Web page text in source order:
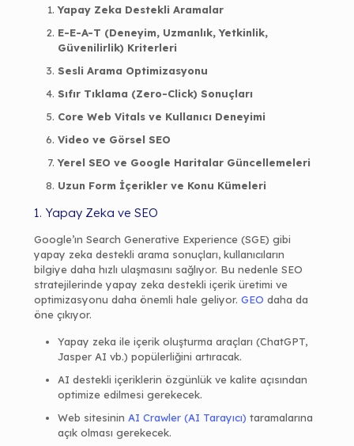
Yapay Zeka Destekli Aramalar
E-E-A-T (Deneyim, Uzmanlık, Yetkinlik,
Güvenilirlik) Kriterleri
Sesli Arama Optimizasyonu
Sıfır Tıklama (Zero-Click) Sonuçları
Core Web Vitals ve Kullanıcı Deneyimi
Video ve Görsel SEO
Yerel SEO ve Google Haritalar Güncellemeleri
Uzun Form İçerikler ve Konu Kümeleri
1. Yapay Zeka ve SEO
Google’ın Search Generative Experience (SGE) gibi
yapay zeka destekli arama sonuçları, kullanıcıların
bilgiye daha hızlı ulaşmasını sağlıyor. Bu nedenle SEO
stratejilerinde yapay zeka destekli içerik üretimi ve
optimizasyonu daha önemli hale geliyor. GEO daha da
öne çıkıyor.
Yapay zeka ile içerik oluşturma araçları (ChatGPT,
Jasper AI vb.) popülerliğini artıracak.
AI destekli içeriklerin özgünlük ve kalite açısından
optimize edilmesi gerekecek.
Web sitesinin AI Crawler (AI Tarayıcı) taramalarına
açık olması gerekecek.